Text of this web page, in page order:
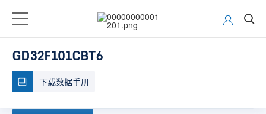
GD32F101CBT6
下载数据手册